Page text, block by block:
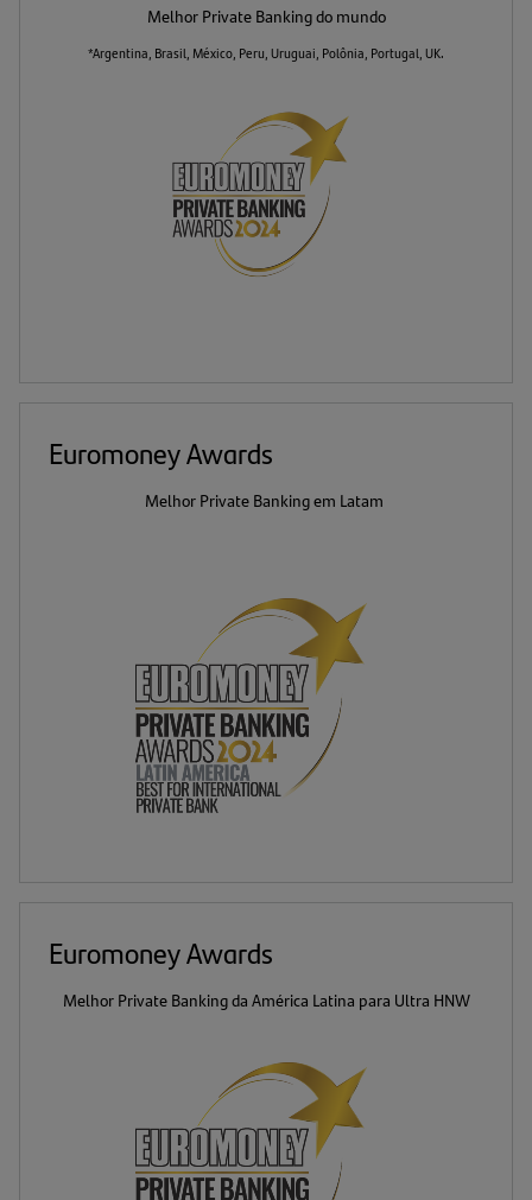
Melhor Private Banking do mundo
*Argentina, Brasil, México, Peru, Uruguai, Polônia, Portugal, UK.
Euromoney Awards
Melhor Private Banking em Latam
Euromoney Awards
Melhor Private Banking da América Latina para Ultra HNW